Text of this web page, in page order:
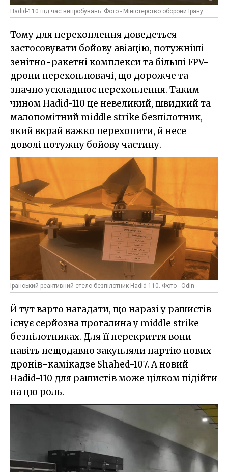
Hadid-110 під час випробувань. Фото - Міністерство оборони Ірану
Тому для перехоплення доведеться
застосовувати бойову авіацію, потужніші
зенітно-ракетні комплекси та більші FPV-
дрони перехоплювачі, що дорожче та
значно ускладнює перехоплення. Таким
чином Hadid-110 це невеликий, швидкий та
малопомітний middle strike безпілотник,
який вкрай важко перехопити, й несе
доволі потужну бойову частину.
Іранський реактивний стелс-безпілотник Hadid-110. Фото - Odin
Й тут варто нагадати, що наразі у рашистів
існує серйозна прогалина у middle strike
безпілотниках. Для її перекриття вони
навіть нещодавно закупляли партію нових
дронів-камікадзе Shahed-107. А новий
Hadid-110 для рашистів може цілком підійти
на цю роль.